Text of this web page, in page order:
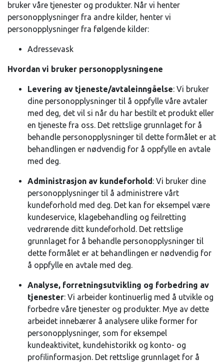
bruker våre tjenester og produkter. Når vi henter
personopplysninger fra andre kilder, henter vi
personopplysninger fra følgende kilder:
Adressevask
Hvordan vi bruker personopplysningene
Levering av tjeneste/avtaleinngåelse: Vi bruker
dine personopplysninger til å oppfylle våre avtaler
med deg, det vil si når du har bestilt et produkt eller
en tjeneste fra oss. Det rettslige grunnlaget for å
behandle personopplysninger til dette formålet er at
behandlingen er nødvendig for å oppfylle en avtale
med deg.
Administrasjon av kundeforhold: Vi bruker dine
personopplysninger til å administrere vårt
kundeforhold med deg. Det kan for eksempel være
kundeservice, klagebehandling og feilretting
vedrørende ditt kundeforhold. Det rettslige
grunnlaget for å behandle personopplysninger til
dette formålet er at behandlingen er nødvendig for
å oppfylle en avtale med deg.
Analyse, forretningsutvikling og forbedring av
tjenester: Vi arbeider kontinuerlig med å utvikle og
forbedre våre tjenester og produkter. Mye av dette
arbeidet innebærer å analysere ulike former for
personopplysninger, som for eksempel
kundeaktivitet, kundehistorikk og konto- og
profilinformasjon. Det rettslige grunnlaget for å